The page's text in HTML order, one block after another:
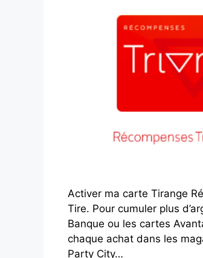
Activer ma carte Tirange
Tire. Pour cumuler plus
Banque ou les cartes
chaque achat dans les
Party City…